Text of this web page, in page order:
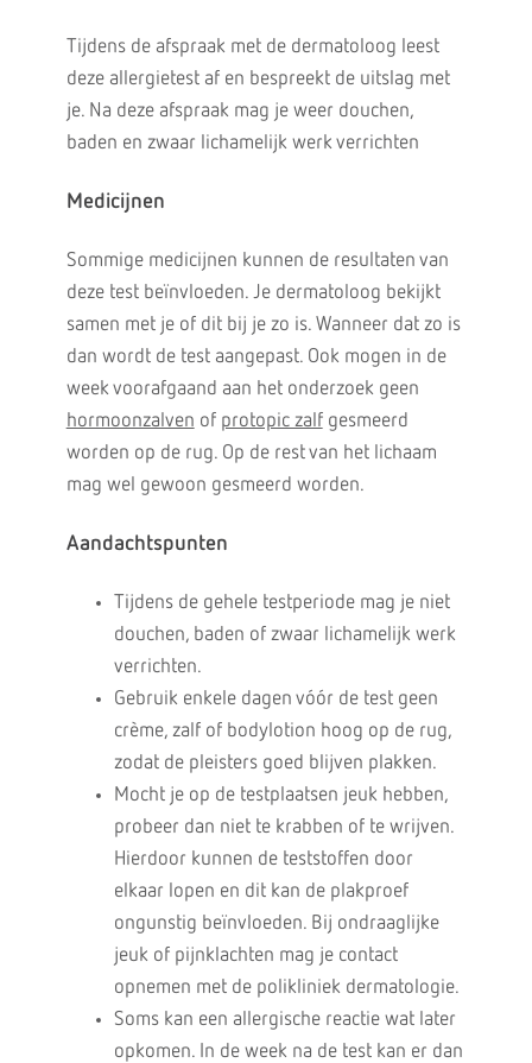
Tijdens de afspraak met de dermatoloog leest
deze allergietest af en bespreekt de uitslag met
je. Na deze afspraak mag je weer douchen,
baden en zwaar lichamelijk werk verrichten
Medicijnen
Sommige medicijnen kunnen de resultaten van
deze test beïnvloeden. Je dermatoloog bekijkt
samen met je of dit bij je zo is. Wanneer dat zo is
dan wordt de test aangepast. Ook mogen in de
week voorafgaand aan het onderzoek geen
hormoonzalven of protopic zalfgesmeerd
worden op de rug. Op de rest van het lichaam
mag wel gewoon gesmeerd worden.
Aandachtspunten
Tijdens de gehele testperiode mag je niet
douchen, baden of zwaar lichamelijk werk
verrichten.
Gebruik enkele dagen vóór de test geen
crème, zalf of bodylotion hoog op de rug,
zodat de pleisters goed blijven plakken.
Mocht je op de testplaatsen jeuk hebben,
probeer dan niet te krabben of te wrijven.
Hierdoor kunnen de teststoffen door
elkaar lopen en dit kan de plakproef
ongunstig beïnvloeden. Bij ondraaglijke
jeuk of pijnklachten mag je contact
opnemen met de polikliniek dermatologie.
Soms kan een allergische reactie wat later
opkomen. In de week na de test kan er dan